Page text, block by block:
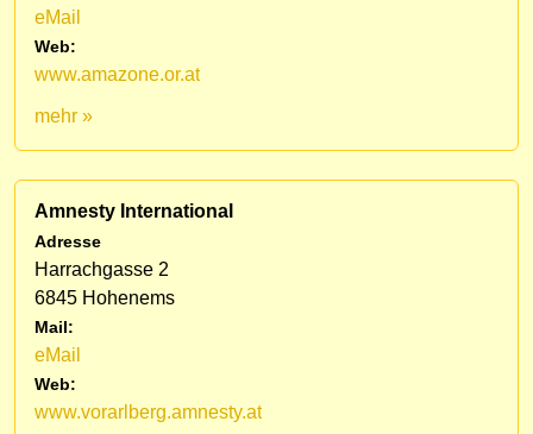
eMail
Web:
www.amazone.or.at
mehr »
Amnesty International
Adresse
Harrachgasse 2
6845 Hohenems
Mail:
eMail
Web:
www.vorarlberg.amnesty.at